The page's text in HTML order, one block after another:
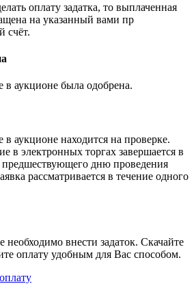
оплату задатка, то выплаченная
на указанный вами пр
счёт.
в аукционе была одобрена.
в аукционе находится на проверке.
в электронных торгах завершается в
предшествующего дню проведения
рассматривается в течение одного
необходимо внести задаток. Скачайте
оплату удобным для Вас способом.